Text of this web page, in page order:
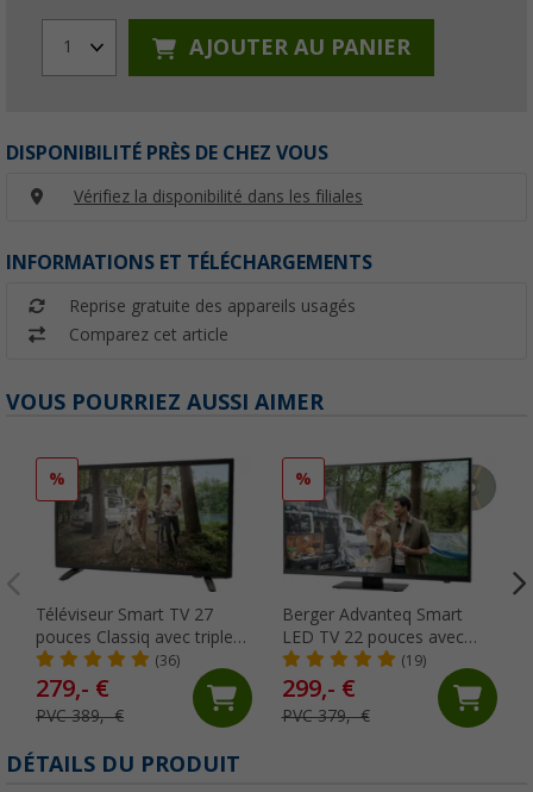
1 AJOUTER AU PANIER
DISPONIBILITÉ PRÈS DE CHEZ VOUS
Vérifiez la disponibilité dans les filiales
INFORMATIONS ET TÉLÉCHARGEMENTS
Reprise gratuite des appareils usagés
Comparez cet article
VOUS POURRIEZ AUSSI AIMER
%
Téléviseur Smart TV 27
pouces Classiq avec triple
tuner et 12 / 24 V Berger
(36)
279,- €
PVC 389,- €
%
Berger Advanteq Smart
LED TV 22 pouces avec
triple tuner et 12 / 230 V
(19)
299,- €
PVC 379,- €
DÉTAILS DU PRODUIT